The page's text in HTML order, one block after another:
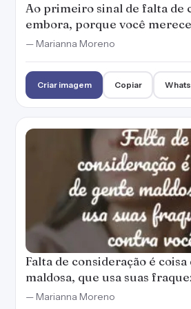
Ao primeiro sinal de falta de
embora, porque você
— Marianna Moreno
Criar imagem Copiar
Falta de consideração é
maldosa, que usa suas
— Marianna Moreno